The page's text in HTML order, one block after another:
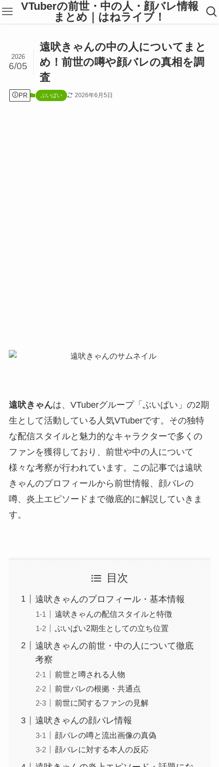
VTuberの前世・中の人・顔バレ情報
まとめ｜はねライブ！
遠吠きゃんの中の人についてまと
め！前世の噂や顔バレの真相を調
査
2026
6/05
PR ぶいぱい 2026年6月5日
遠吠きゃんは、VTuberグループ「ぶいぱい」の2期
生として活動している人気VTuberです。その独特
な配信スタイルと魅力的なキャラクターで多くの
ファンを獲得しており、前世や中の人について
様々な考察が行われています。この記事では遠吠
きゃんのプロフィールから前世情報、顔バレの
噂、炎上エピソードまで徹底的に解説していきま
す。
目次
遠吠きゃんのプロフィール・基本情報
遠吠きゃんの配信スタイルと特徴
ぶいぱい2期生としての立ち位置
遠吠きゃんの前世・中の人について徹底
考察
前世と噂される人物
前世バレの根拠・共通点
前世に関するファンの見解
遠吠きゃんの顔バレ情報
顔バレの噂と流出画像の真偽
顔バレに対する本人の反応